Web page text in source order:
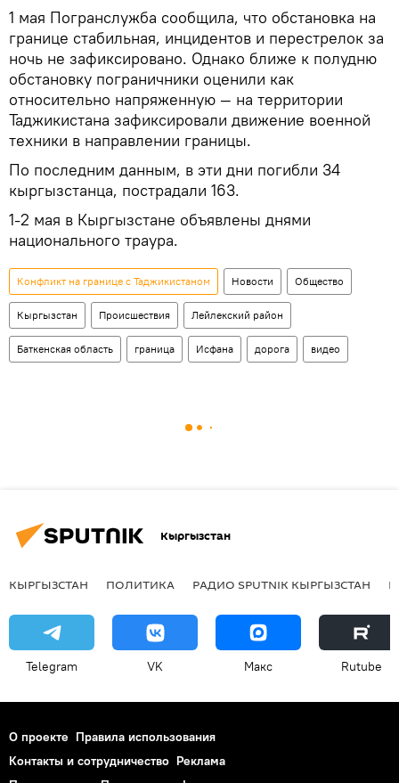
1 мая Погранслужба сообщила, что обстановка на
границе стабильная, инцидентов и перестрелок за
ночь не зафиксировано. Однако ближе к полудню
обстановку пограничники оценили как
относительно напряженную — на территории
Таджикистана зафиксировали движение военной
техники в направлении границы.
По последним данным, в эти дни погибли 34
кыргызстанца, пострадали 163.
1-2 мая в Кыргызстане объявлены днями
национального траура.
Конфликт на границе с Таджикистаном Новости Общество
Кыргызстан Происшествия Лейлекский район
Баткенская область граница Исфана дорога видео
Кыргызстан
КЫРГЫЗСТАН ПОЛИТИКА РАДИО SPUTNIK КЫРГЫЗСТАН
Telegram VK Макс Rutube
О проекте Правила использования
Контакты и сотрудничество Реклама